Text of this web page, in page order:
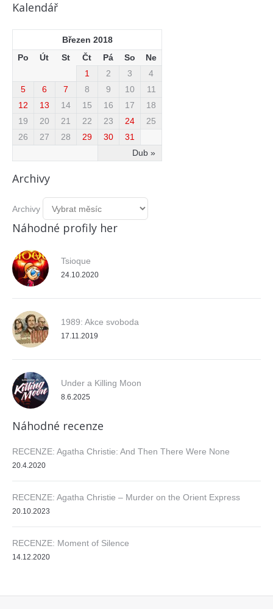
Kalendář
Březen 2018
Po
Út St Čt Pá So Ne
Dub »
1 2 3
4
5
6 7 8 9 10
11
12
13 14 15 16 17
18
19
20 21 22 23 24
25
26
27 28 29 30 31
Archivy
Archivy
Náhodné profily her
Tsioque
24.10.2020
1989: Akce svoboda
17.11.2019
Under a Killing Moon
8.6.2025
Náhodné recenze
RECENZE: Agatha Christie: And Then There Were None
20.4.2020
RECENZE: Agatha Christie – Murder on the Orient Express
20.10.2023
RECENZE: Moment of Silence
14.12.2020